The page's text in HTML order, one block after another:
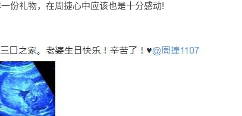
份礼物，在周捷心中应该也是十分感动!